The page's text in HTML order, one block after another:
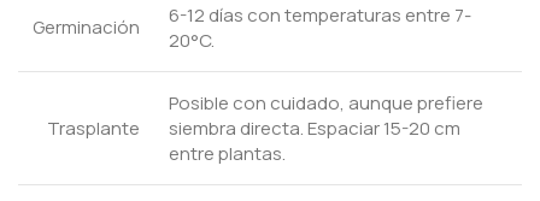
Germinación
6-12 días con temperaturas entre 7-
20°C.
Trasplante
Posible con cuidado, aunque prefiere
siembra directa. Espaciar 15-20 cm
entre plantas.